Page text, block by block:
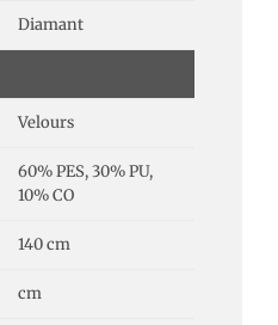
Diamant
Velours
60% PES, 30% PU,
10% CO
140 cm
cm